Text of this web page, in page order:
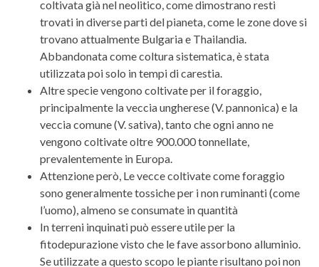
coltivata già nel neolitico, come dimostrano resti
trovati in diverse parti del pianeta, come le zone dove si
trovano attualmente Bulgaria e Thailandia.
Abbandonata come coltura sistematica, è stata
utilizzata poi solo in tempi di carestia.
Altre specie vengono coltivate per il foraggio,
principalmente la veccia ungherese (V. pannonica) e la
veccia comune (V. sativa), tanto che ogni anno ne
vengono coltivate oltre 900.000 tonnellate,
prevalentemente in Europa.
Attenzione però, Le vecce coltivate come foraggio
sono generalmente tossiche per i non ruminanti (come
l’uomo), almeno se consumate in quantità
In terreni inquinati può essere utile per la
fitodepurazione visto che le fave assorbono alluminio.
Se utilizzate a questo scopo le piante risultano poi non